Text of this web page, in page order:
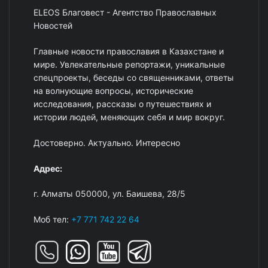
ELEOS Благовест - Агентство Православных
Новостей
Главные новости православия в Казахстане и
мире. Увлекательные репортажи, уникальные
спецпроекты, беседы со священниками, ответы
на волнующие вопросы, исторические
исследования, рассказы о путешествиях и
истории людей, меняющих себя и мир вокруг.
Достоверно. Актуально. Интересно
Адрес:
г. Алматы 050000, ул. Баишева, 28/5
Моб тел: +7 771 742 22 64